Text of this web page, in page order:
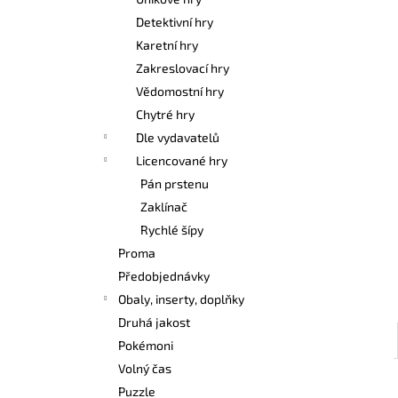
Detektivní hry
Karetní hry
Zakreslovací hry
Vědomostní hry
Chytré hry
Dle vydavatelů
Licencované hry
Pán prstenu
Zaklínač
Rychlé šípy
Proma
Předobjednávky
Obaly, inserty, doplňky
Druhá jakost
Pokémoni
Volný čas
Puzzle
ONE PIECE CG: IB07 ILLUSTRATION BOX
899 Kč